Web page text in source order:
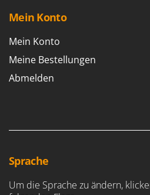
Mein Konto
Mein Konto
Meine Bestellungen
Abmelden
Sprache
Um die Sprache zu ändern,